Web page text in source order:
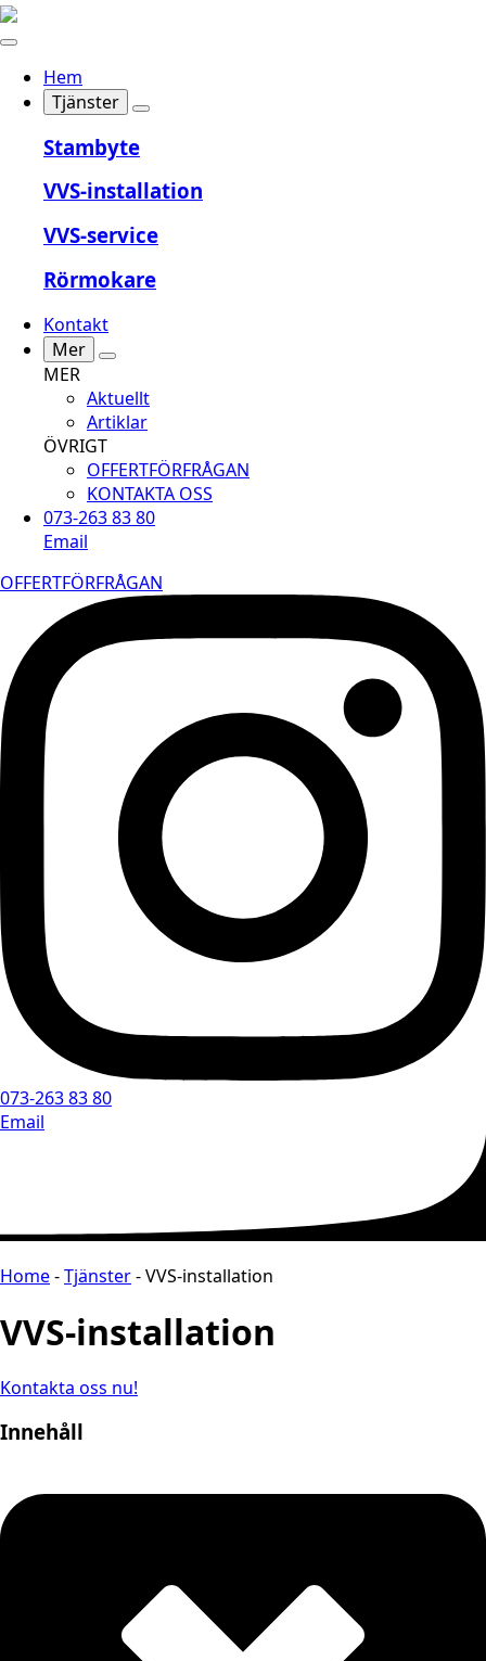
Hem
Tjänster
Stambyte
VVS-installation
VVS-service
Rörmokare
Kontakt
Mer
MER
Aktuellt
Artiklar
ÖVRIGT
OFFERTFÖRFRÅGAN
KONTAKTA OSS
073-263 83 80
Email
OFFERTFÖRFRÅGAN
073-263 83 80
Email
Home-Tjänster-VVS-installation
VVS-installation
Kontakta oss nu!
Innehåll